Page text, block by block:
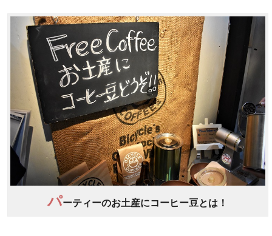
パーティーのお土産にコーヒー豆とは！